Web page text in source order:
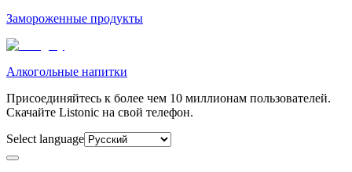
Замороженные продукты
Алкогольные напитки
Присоединяйтесь к более чем 10 миллионам пользователей.
Скачайте Listonic на свой телефон.
Select language